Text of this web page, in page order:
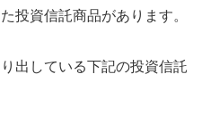
投資信託商品があります。
出している下記の投資信託